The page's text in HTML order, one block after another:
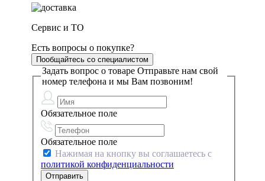
Сервис и ТО
Есть вопросы о покупке?
Пообщайтесь со специалистом
Задать вопрос о товаре Отправьте нам свой
номер телефона и мы Вам позвоним!
Обязательное поле
Обязательное поле
Нажимая на кнопку вы соглашаетесь с
политикой конфиденциальности